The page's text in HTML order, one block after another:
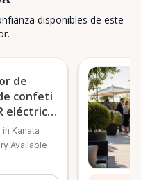
disponibles de este
de
confeti
eléctrico
W
in Kanata
Available